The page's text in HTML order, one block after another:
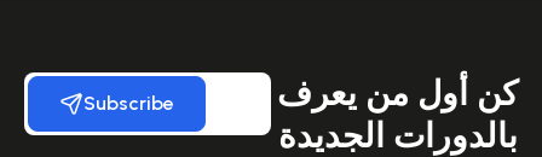
كن أول من يعرف
بالدورات الجديدة
Subscribe